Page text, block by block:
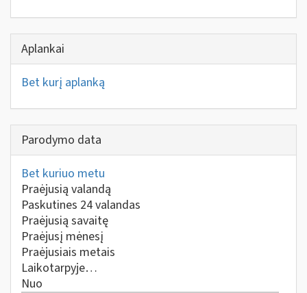
Aplankai
Bet kurį aplanką
Parodymo data
Bet kuriuo metu
Praėjusią valandą
Paskutines 24 valandas
Praėjusią savaitę
Praėjusį mėnesį
Praėjusiais metais
Laikotarpyje…
Nuo